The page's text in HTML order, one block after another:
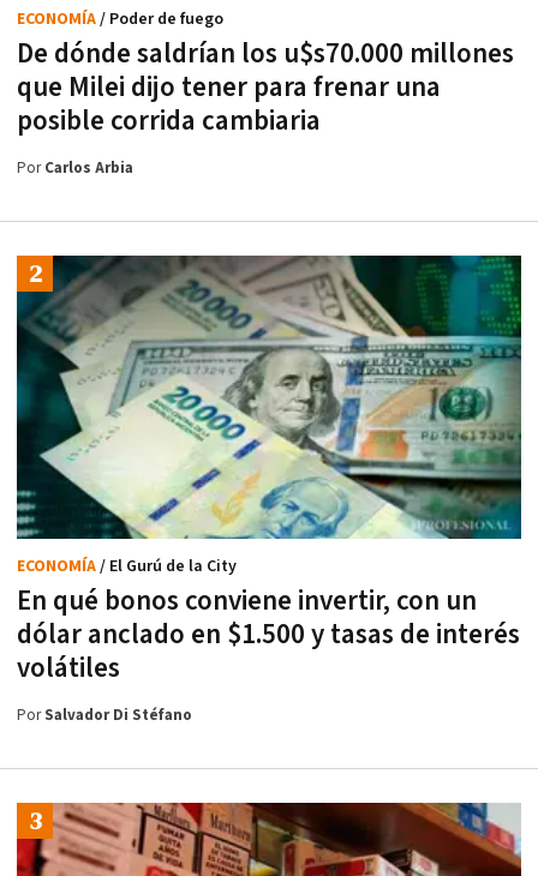
De dónde saldrían los u$s70.000 millones
que Milei dijo tener para frenar una
posible corrida cambiaria
ECONOMÍA/ Poder de fuego
PorCarlos Arbia
En qué bonos conviene invertir, con un
dólar anclado en $1.500 y tasas de interés
volátiles
ECONOMÍA/ El Gurú de la City
PorSalvador Di Stéfano